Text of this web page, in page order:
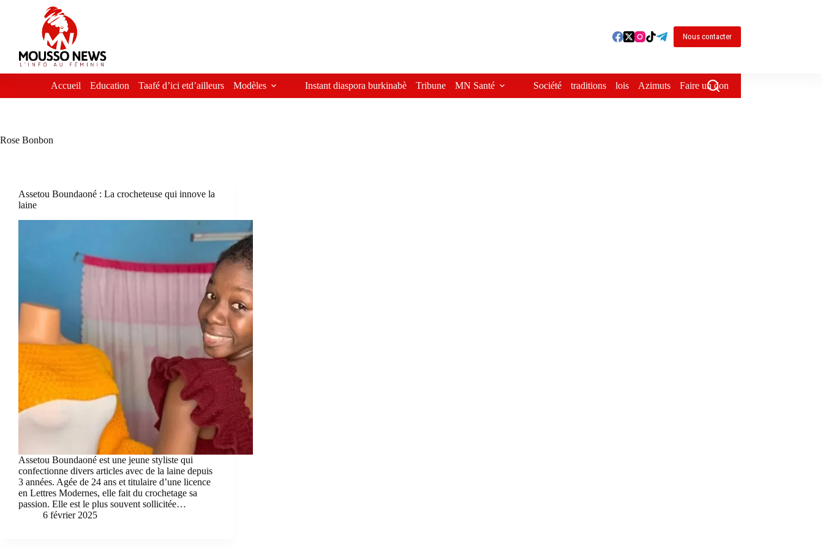
Nous contacter
Accueil Education Taafé d’ici etd’ailleurs Modèles Instant diaspora burkinabè Tribune MN Santé Société traditions lois Azimuts Faire un don
Rose Bonbon
Assetou Boundaoné : La crocheteuse qui innove la
laine
Assetou Boundaoné est une jeune styliste qui
confectionne divers articles avec de la laine depuis
3 années. Agée de 24 ans et titulaire d’une licence
en Lettres Modernes, elle fait du crochetage sa
passion. Elle est le plus souvent sollicitée…
6 février 2025